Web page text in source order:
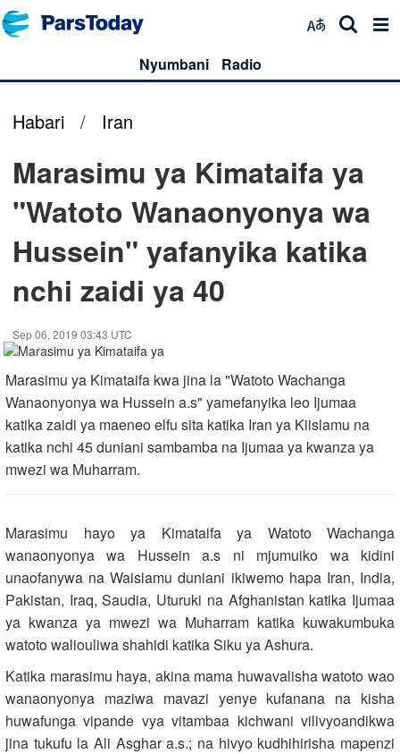
Nyumbani Radio
Habari / Iran
Marasimu ya Kimataifa ya
"Watoto Wanaonyonya wa
Hussein" yafanyika katika
nchi zaidi ya 40
Sep 06, 2019 03:43 UTC
Marasimu ya Kimataifa kwa jina la "Watoto Wachanga
Wanaonyonya wa Hussein a.s" yamefanyika leo Ijumaa
katika zaidi ya maeneo elfu sita katika Iran ya Kiislamu na
katika nchi 45 duniani sambamba na Ijumaa ya kwanza ya
mwezi wa Muharram.
Marasimu hayo ya Kimataifa ya Watoto Wachanga
wanaonyonya wa Hussein a.s ni mjumuiko wa kidini
unaofanywa na Waislamu duniani ikiwemo hapa Iran, India,
Pakistan, Iraq, Saudia, Uturuki na Afghanistan katika Ijumaa
ya kwanza ya mwezi wa Muharram katika kuwakumbuka
watoto waliouliwa shahidi katika Siku ya Ashura.
Katika marasimu haya, akina mama huwavalisha watoto wao
wanaonyonya maziwa mavazi yenye kufanana na kisha
huwafunga vipande vya vitambaa kichwani vilivyoandikwa
jina tukufu la Ali Asghar a.s.; na hivyo kudhihirisha mapenzi